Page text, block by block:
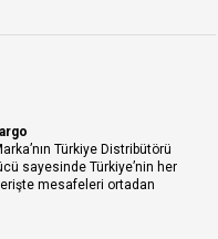
Türkiye Distribütörü
sayesinde Türkiye’nin her
mesafeleri ortadan